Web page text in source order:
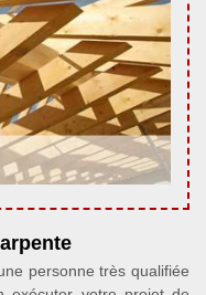
personne très qualifiée